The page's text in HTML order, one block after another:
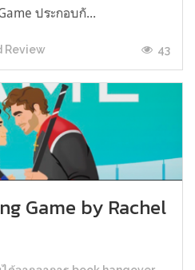
ประกอบกั...
Review 43
Game by Rachel